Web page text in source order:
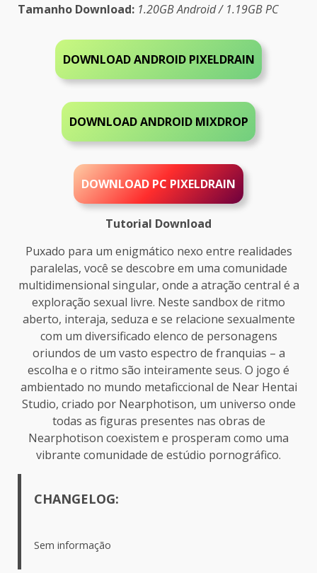
Tamanho Download: 1.20GB Android / 1.19GB PC
DOWNLOAD ANDROID PIXELDRAIN
DOWNLOAD ANDROID MIXDROP
DOWNLOAD PC PIXELDRAIN
Tutorial Download
Puxado para um enigmático nexo entre realidades
paralelas, você se descobre em uma comunidade
multidimensional singular, onde a atração central é a
exploração sexual livre. Neste sandbox de ritmo
aberto, interaja, seduza e se relacione sexualmente
com um diversificado elenco de personagens
oriundos de um vasto espectro de franquias – a
escolha e o ritmo são inteiramente seus. O jogo é
ambientado no mundo metaficcional de Near Hentai
Studio, criado por Nearphotison, um universo onde
todas as figuras presentes nas obras de
Nearphotison coexistem e prosperam como uma
vibrante comunidade de estúdio pornográfico.
CHANGELOG:
Sem informação